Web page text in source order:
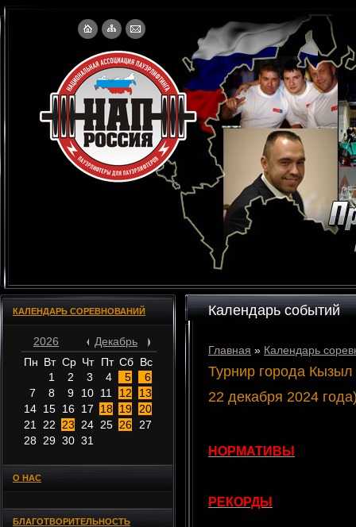
КАЛЕНДАРЬ СОРЕВНОВАНИЙ
2026
Декабрь
Пн Вт Ср Чт Пт Сб Вс
1
2 3 4 5
6
7
8 9 10 11 12
13
14 15 16 17 18 19
20
21
22 23 24 25 26
27
28
29 30 31
О НАС
БЛАГОТВОРИТЕЛЬНОСТЬ
Календарь событий
Главная » Календарь
Турнир города
22 декабря 2024
НОРМАТИВЫ
РЕКОРДЫ